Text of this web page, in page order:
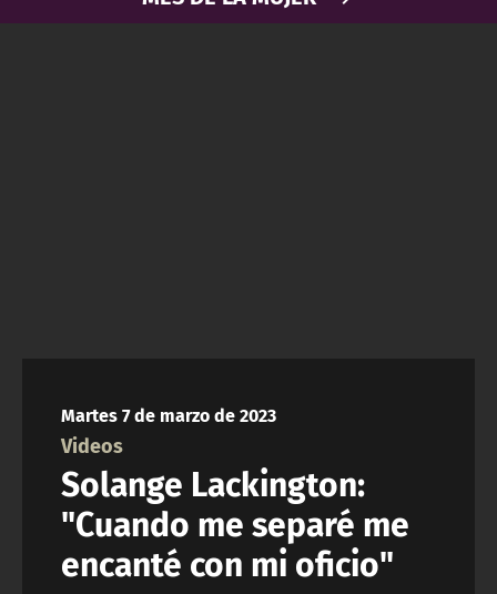
NTV
Martes 7 de marzo de 2023
Videos
Solange Lackington:
"Cuando me separé me
encanté con mi oficio"